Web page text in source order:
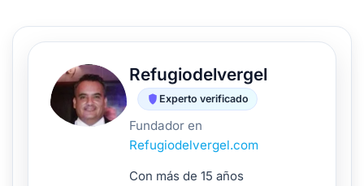
Refugiodelvergel
Experto verificado
Fundador en
Refugiodelvergel.com
Con más de 15 años